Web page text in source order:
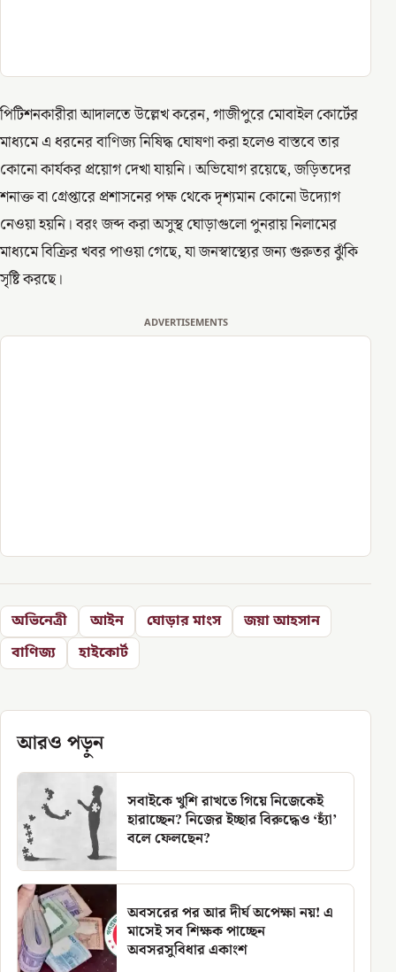
পিটিশনকারীরা আদালতে উল্লেখ করেন, গাজীপুরে মোবাইল কোর্টের
মাধ্যমে এ ধরনের বাণিজ্য নিষিদ্ধ ঘোষণা করা হলেও বাস্তবে তার
কোনো কার্যকর প্রয়োগ দেখা যায়নি। অভিযোগ রয়েছে, জড়িতদের
শনাক্ত বা গ্রেপ্তারে প্রশাসনের পক্ষ থেকে দৃশ্যমান কোনো উদ্যোগ
নেওয়া হয়নি। বরং জব্দ করা অসুস্থ ঘোড়াগুলো পুনরায় নিলামের
মাধ্যমে বিক্রির খবর পাওয়া গেছে, যা জনস্বাস্থ্যের জন্য গুরুতর ঝুঁকি
সৃষ্টি করছে।
ADVERTISEMENTS
অভিনেত্রী আইন ঘোড়ার মাংস
জয়া আহসান
বাণিজ্য
হাইকোর্ট
আরও পড়ুন
সবাইকে খুশি রাখতে গিয়ে নিজেকেই
হারাচ্ছেন? নিজের ইচ্ছার বিরুদ্ধেও ‘হ্যাঁ’
বলে ফেলছেন?
অবসরের পর আর দীর্ঘ অপেক্ষা নয়! এ
মাসেই সব শিক্ষক পাচ্ছেন
অবসরসুবিধার একাংশ